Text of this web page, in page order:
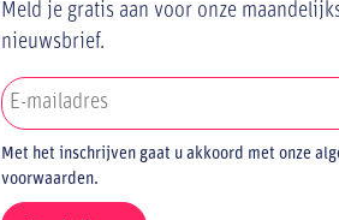
Meld je gratis aan voor onze
nieuwsbrief.
Met het inschrijven gaat u akkoord met onze
voorwaarden.